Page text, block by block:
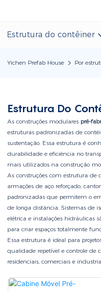
Estrutura do contêiner
Yichen Prefab House Por
Estrutura Do
As construções modulares pré-
estruturas padronizadas de
sustentação. Essa estrutura é
durabilidade e eficiência no
mais utilizados na construção
As construções com estrutura de
armações de aço reforçado,
padronizadas que permitem o
de longa distância. Sistemas de
elétrica e instalações hidráulicas
para criar espaços totalmente
Essa estrutura é ideal para
qualidade repetível e controle de
residenciais, comerciais e